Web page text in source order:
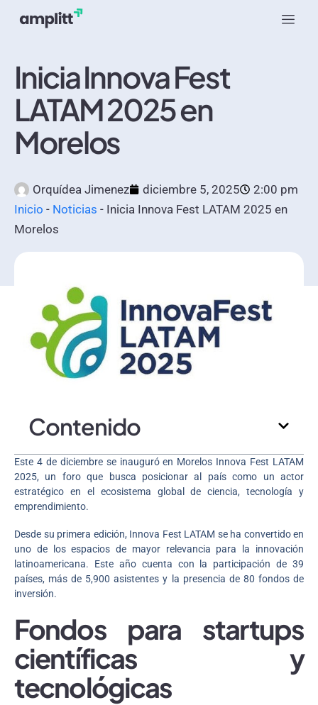
Inicia Innova Fest
LATAM 2025 en
Morelos
Orquídea Jimenez diciembre 5, 2025
2:00 pm
Inicio - Noticias - Inicia Innova Fest LATAM 2025 en
Morelos
Contenido
Este 4 de diciembre se inauguró en Morelos Innova Fest LATAM
2025, un foro que busca posicionar al país como un actor
estratégico en el ecosistema global de ciencia, tecnología y
emprendimiento.
Desde su primera edición, Innova Fest LATAM se ha convertido en
uno de los espacios de mayor relevancia para la innovación
latinoamericana. Este año cuenta con la participación de 39
países, más de 5,900 asistentes y la presencia de 80 fondos de
inversión.
Fondos para startups
científicas y
tecnológicas